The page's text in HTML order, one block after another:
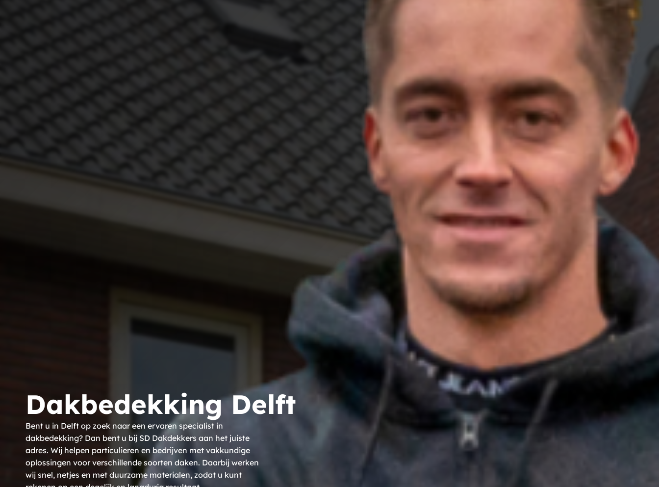
Dakbedekking Delft
Bent u in Delft op zoek naar een ervaren specialist in
dakbedekking? Dan bent u bij SD Dakdekkers aan het juiste
adres. Wij helpen particulieren en bedrijven met vakkundige
oplossingen voor verschillende soorten daken. Daarbij werken
wij snel, netjes en met duurzame materialen, zodat u kunt